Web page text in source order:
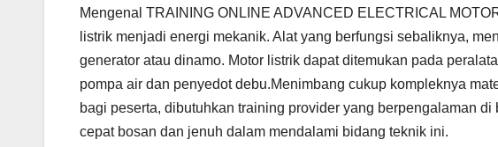
Mengenal TRAINING ONLINE ADVANCED ELECTRICAL
listrik menjadi energi mekanik. Alat yang berfungsi sebaliknya,
generator atau dinamo. Motor listrik dapat ditemukan pada
pompa air dan penyedot debu.Menimbang cukup kompleknya
bagi peserta, dibutuhkan training provider yang berpengalaman
cepat bosan dan jenuh dalam mendalami bidang teknik ini.